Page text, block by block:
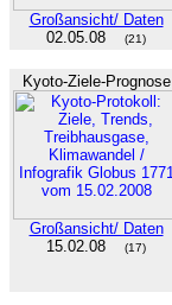
Großansicht/ Daten
02.05.08
(21)
Kyoto-Ziele-Prognose
Großansicht/ Daten
15.02.08
(17)